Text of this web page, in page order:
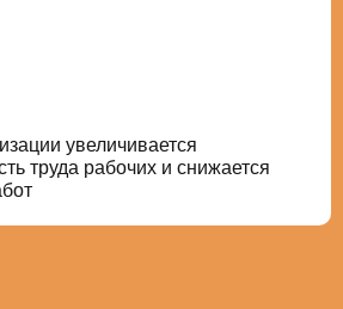
увеличивается
труда рабочих и снижается